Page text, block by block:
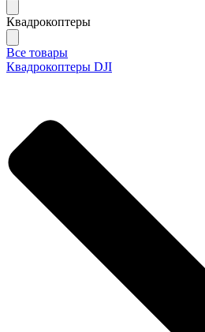
Квадрокоптеры
Все товары
Квадрокоптеры DJI